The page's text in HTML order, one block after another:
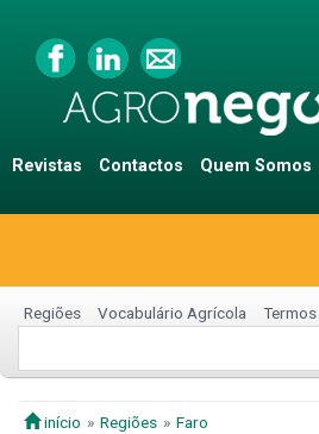
Revistas Contactos Quem Somos
Regiões Vocabulário Agrícola
início Regiões
Faro